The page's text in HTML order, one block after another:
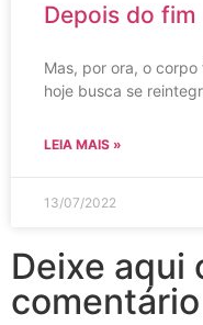
Depois do fim
Mas, por ora, o
hoje busca se
LEIA MAIS »
13/07/2022
Deixe aqui
comentário